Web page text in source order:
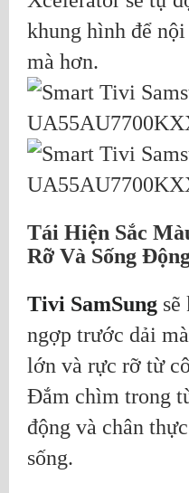
khung hình để
mà hơn.
Tái Hiện Sắc
Rỡ Và Sống
Tivi SamSung sẽ
ngợp trước dải
lớn và rực rỡ từ
Đắm chìm trong
động và chân
sống.